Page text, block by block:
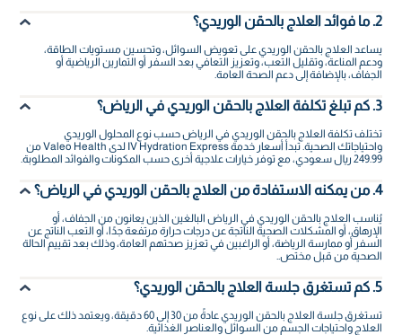
2. ما فوائد العلاج بالحقن الوريدي؟
يساعد العلاج بالحقن الوريدي على تعويض السوائل، وتحسين مستويات الطاقة،
ودعم المناعة، وتقليل التعب، وتعزيز التعافي بعد السفر أو التمارين الرياضية أو
الجفاف، بالإضافة إلى دعم الصحة العامة.
3. كم تبلغ تكلفة العلاج بالحقن الوريدي في الرياض؟
تختلف تكلفة العلاج بالحقن الوريدي في الرياض حسب نوع المحلول الوريدي
واحتياجاتك الصحية. تبدأ أسعار خدمة IV Hydration Express لدى Valeo Health من
249.99 ريال سعودي، مع توفر خيارات علاجية أخرى حسب المكونات والفوائد المطلوبة.
4. من يمكنه الاستفادة من العلاج بالحقن الوريدي في الرياض؟
يُناسب العلاج بالحقن الوريدي في الرياض البالغين الذين يعانون من الجفاف، أو
الإرهاق، أو المشكلات الصحية الناتجة عن درجات حرارة مرتفعة جدًا، أو التعب الناتج عن
السفر أو ممارسة الرياضة، أو الراغبين في تعزيز صحتهم العامة، وذلك بعد تقييم الحالة
الصحية من قبل مختص..
5. كم تستغرق جلسة العلاج بالحقن الوريدي؟
تستغرق جلسة العلاج بالحقن الوريدي عادةً من 30 إلى 60 دقيقة، ويعتمد ذلك على نوع
العلاج واحتياجات الجسم من السوائل والعناصر الغذائية.